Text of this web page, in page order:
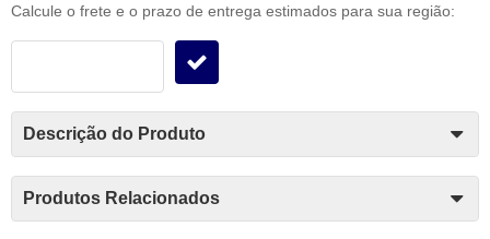
Calcule o frete e o prazo de entrega estimados para sua região:
Descrição do Produto
Produtos Relacionados